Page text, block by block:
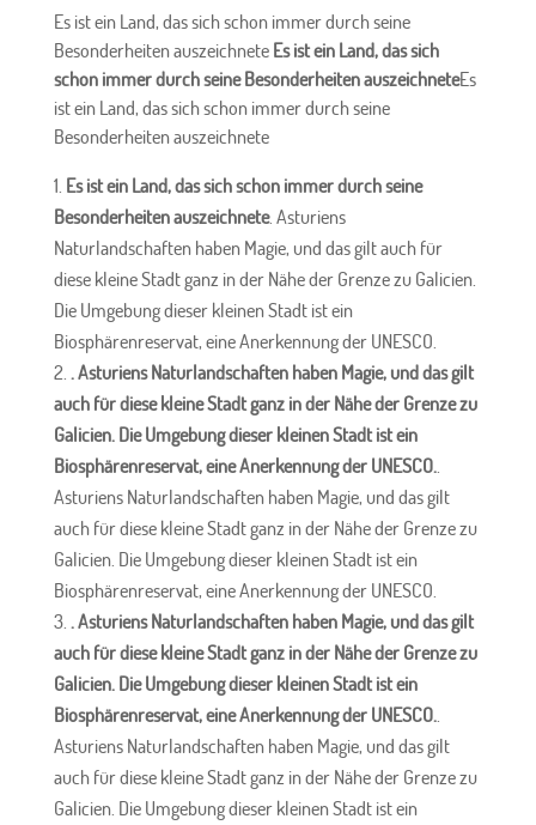
Es ist ein Land, das sich schon immer durch seine
Besonderheiten auszeichnete Es ist ein Land, das sich
schon immer durch seine Besonderheiten auszeichneteEs
ist ein Land, das sich schon immer durch seine
Besonderheiten auszeichnete
Es ist ein Land, das sich schon immer durch seine
Besonderheiten auszeichnete. Asturiens
Naturlandschaften haben Magie, und das gilt auch für
diese kleine Stadt ganz in der Nähe der Grenze zu Galicien.
Die Umgebung dieser kleinen Stadt ist ein
Biosphärenreservat, eine Anerkennung der UNESCO.
. Asturiens Naturlandschaften haben Magie, und das gilt
auch für diese kleine Stadt ganz in der Nähe der Grenze zu
Galicien. Die Umgebung dieser kleinen Stadt ist ein
Biosphärenreservat, eine Anerkennung der UNESCO..
Asturiens Naturlandschaften haben Magie, und das gilt
auch für diese kleine Stadt ganz in der Nähe der Grenze zu
Galicien. Die Umgebung dieser kleinen Stadt ist ein
Biosphärenreservat, eine Anerkennung der UNESCO.
. Asturiens Naturlandschaften haben Magie, und das gilt
auch für diese kleine Stadt ganz in der Nähe der Grenze zu
Galicien. Die Umgebung dieser kleinen Stadt ist ein
Biosphärenreservat, eine Anerkennung der UNESCO..
Asturiens Naturlandschaften haben Magie, und das gilt
auch für diese kleine Stadt ganz in der Nähe der Grenze zu
Galicien. Die Umgebung dieser kleinen Stadt ist ein